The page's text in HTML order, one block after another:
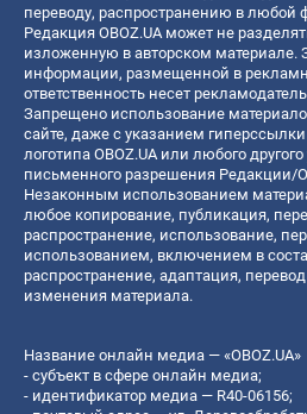
переводу, распространению в любой
Редакция OBOZ.UA может не
изложенную в авторском материале.
информации, размещенной в
ответственность несет
Запрещено использование
сайте, даже с указанием гиперссылки
логотипа OBOZ.UA или любого
письменного разрешения Редакции/
Незаконным использованием
любое копирование, публикация,
распространение, использование,
использованием, включением в
распространение, адаптация,
изменения материала.
Название онлайн медиа — «OBOZ.UA»
- субъект в сфере онлайн медиа;
- идентификатор медиа — R40-06156;